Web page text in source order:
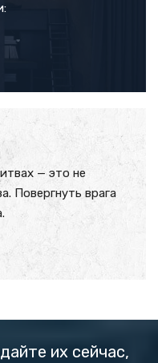
— это не
Повергнуть врага
их сейчас,